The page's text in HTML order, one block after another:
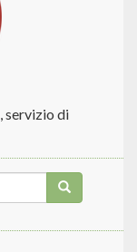
, servizio di